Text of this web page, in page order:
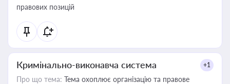
правових позицій
Кримінально-виконавча система +1
Про що тема: Тема охоплює організацію та правове